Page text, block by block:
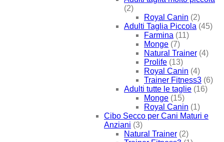
(2)
Royal Canin (2)
Adulti Taglia Piccola (45)
Farmina (11)
Monge (7)
Natural Trainer (4)
Prolife (13)
Royal Canin (4)
Trainer Fitness3 (6)
Adulti tutte le taglie (16)
Monge (15)
Royal Canin (1)
Cibo Secco per Cani Maturi e
Anziani (3)
Natural Trainer (2)